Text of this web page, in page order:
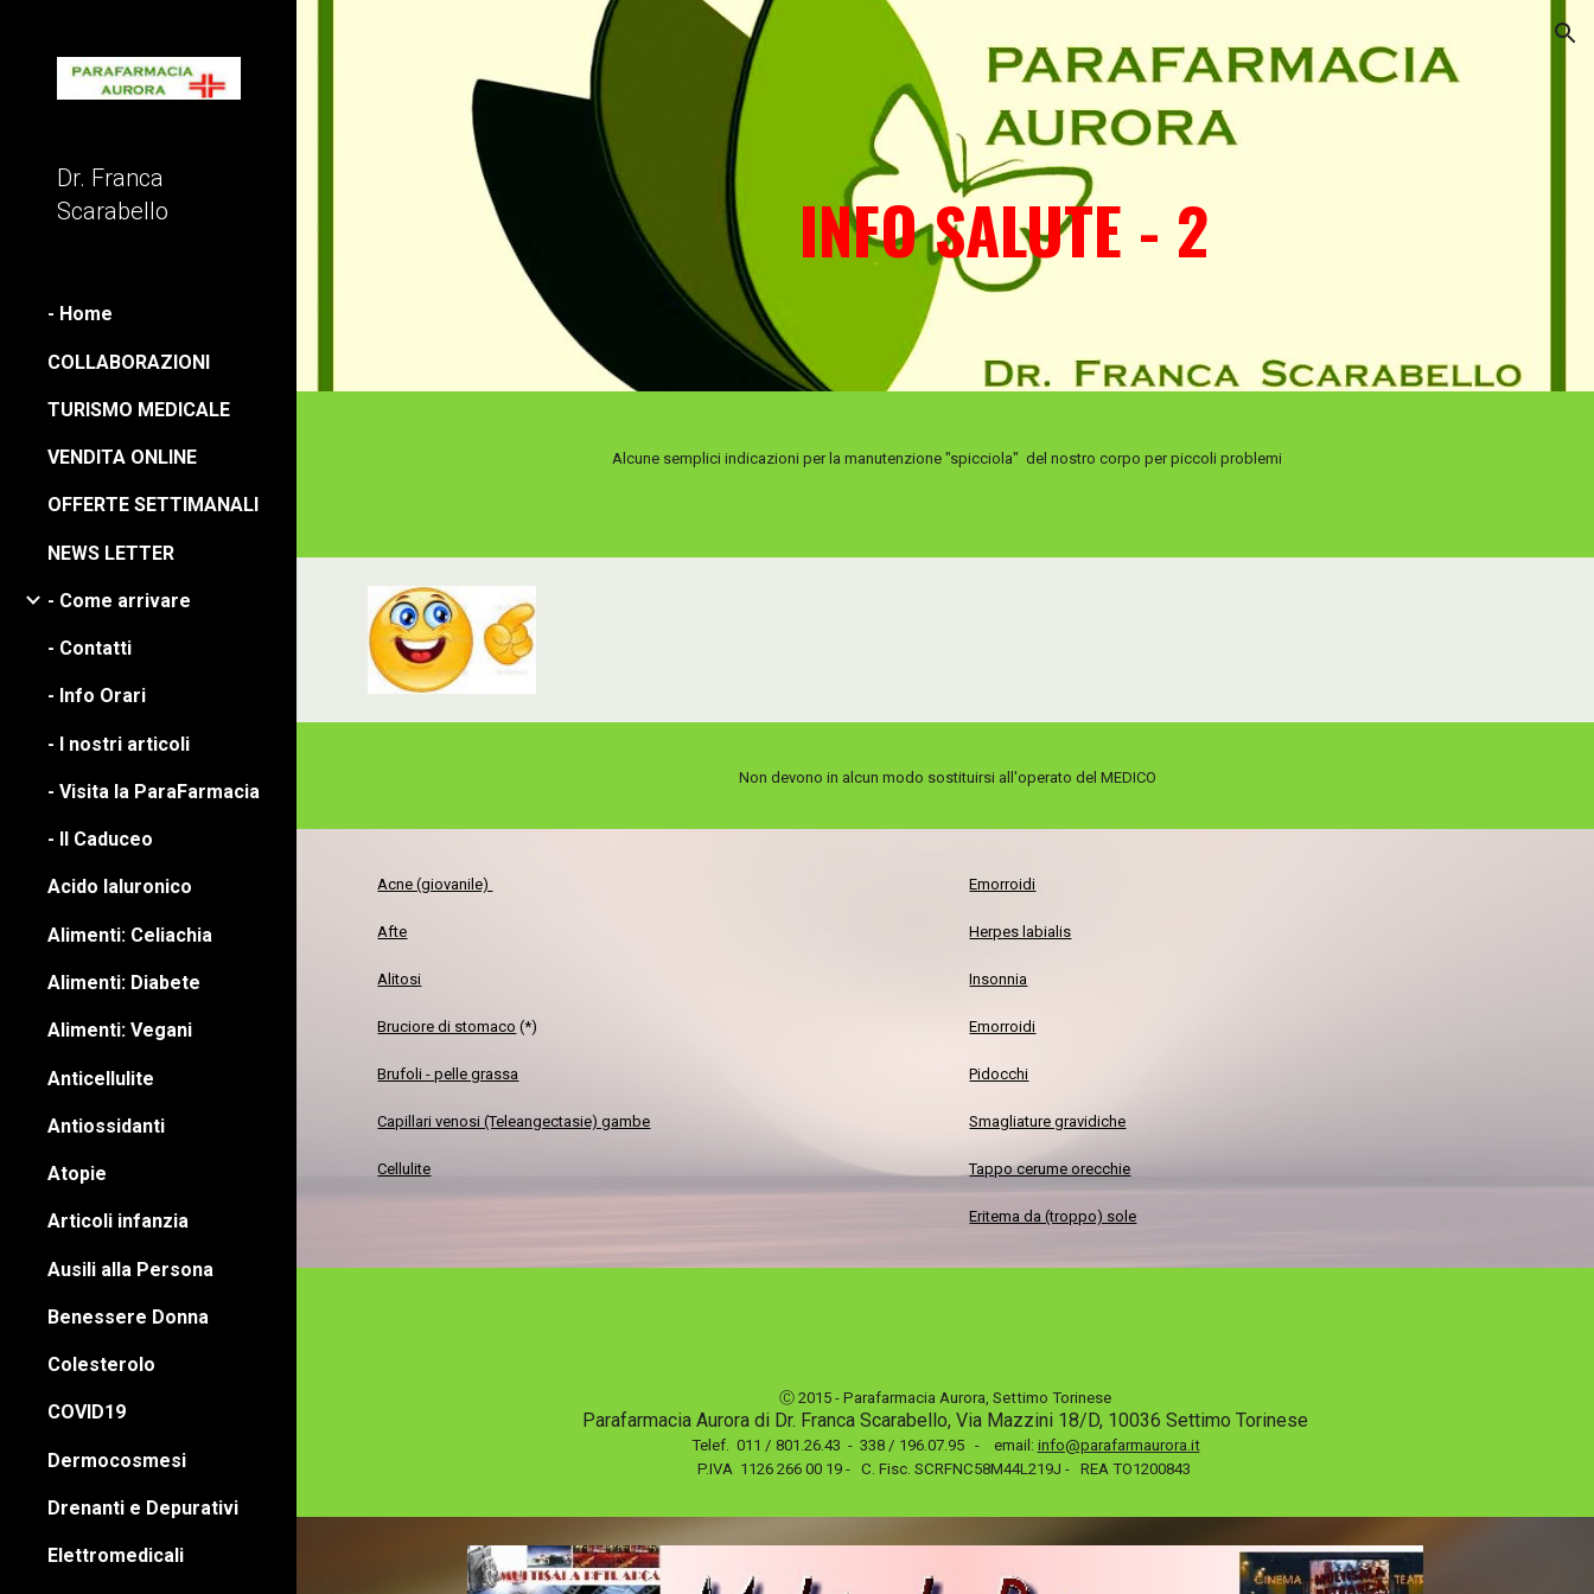
Skip to main content Skip to navigation
Dr. Franca
Scarabello
- Home
COLLABORAZIONI
TURISMO MEDICALE
VENDITA ONLINE
OFFERTE SETTIMANALI
NEWS LETTER
- Come arrivare
- Contatti
- Info Orari
- I nostri articoli
- Visita la ParaFarmacia
- Il Caduceo
Acido Ialuronico
Alimenti: Celiachia
Alimenti: Diabete
Alimenti: Vegani
Anticellulite
Antiossidanti
Atopie
Articoli infanzia
Ausili alla Persona
Benessere Donna
Colesterolo
COVID19
Dermocosmesi
Drenanti e Depurativi
Elettromedicali
INFO SALUTE - 2
Alcune semplici indicazioni per la manutenzione "spicciola" del nostro corpo per piccoli problemi
Non devono in alcun modo sostituirsi all'operato del MEDICO
Acne (giovanile)
Afte
Alitosi
Bruciore di stomaco (*)
Brufoli - pelle grassa
Capillari venosi (Teleangectasie) gambe
Cellulite
Emorroidi
Herpes labialis
Insonnia
Emorroidi
Pidocchi
Smagliature gravidiche
Tappo cerume orecchie
Eritema da (troppo) sole
Ⓒ 2015 - Parafarmacia Aurora, Settimo Torinese
Parafarmacia Aurora di Dr. Franca Scarabello, Via Mazzini 18/D, 10036 Settimo Torinese
Telef. 011 / 801 .26.43 - 338 / 196.07.95 - email: info@parafarmaurora.it
P.IVA 1126 266 00 19 - C. Fisc. SCRFNC58M44L219J - REA TO1200843